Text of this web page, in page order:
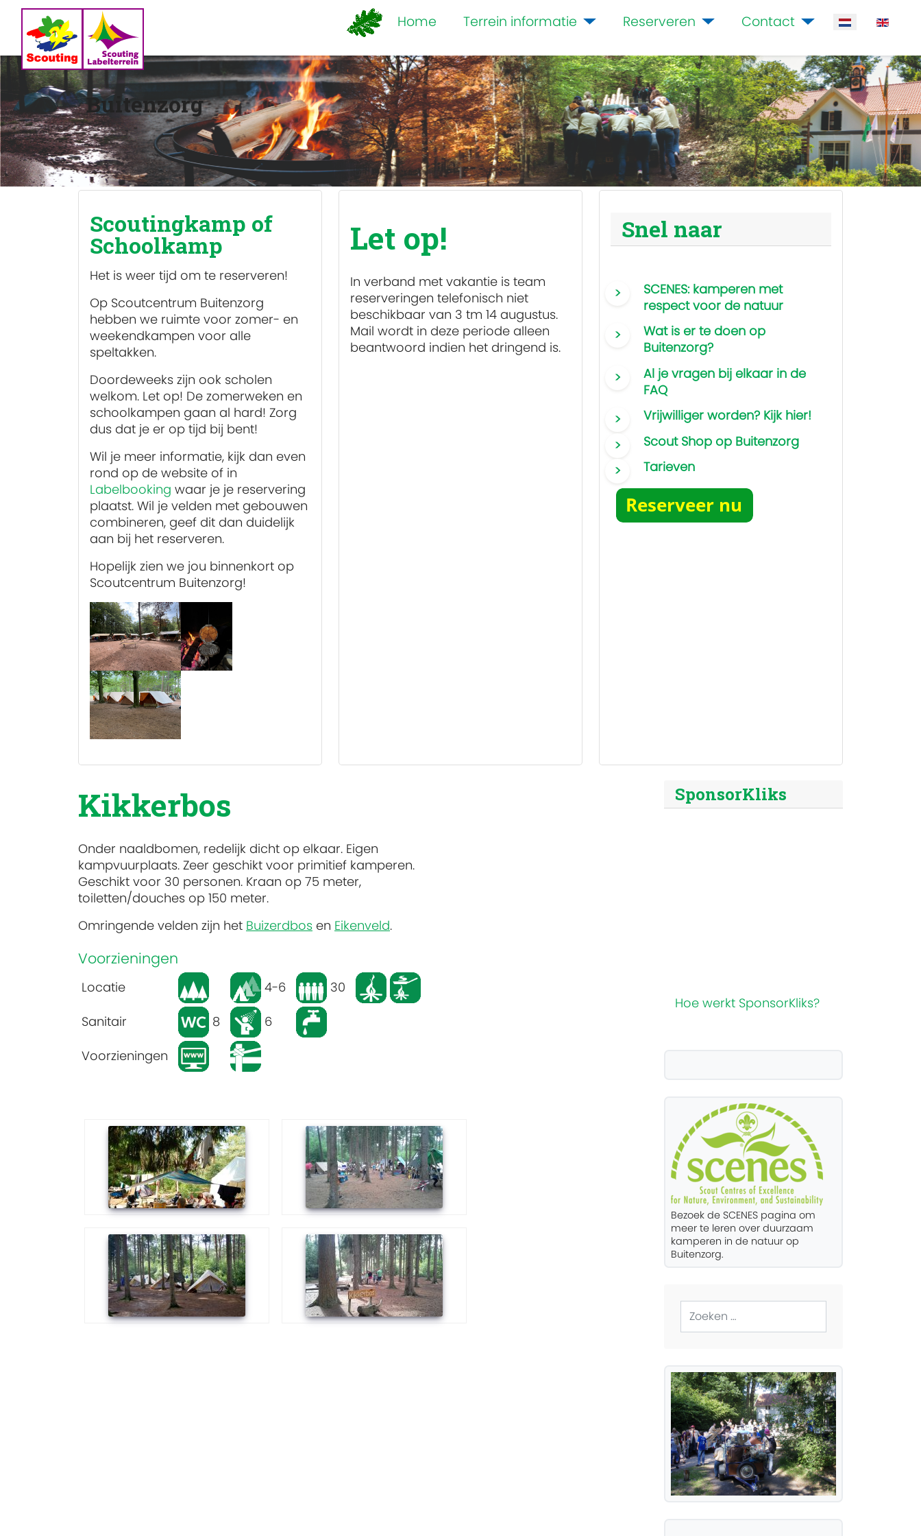
Home Terrein informatie Reserveren Contact Selecteer de
Buitenzorg
Scoutingkamp of
Schoolkamp
Het is weer tijd om te reserveren!
Op Scoutcentrum Buitenzorg
hebben we ruimte voor zomer- en
weekendkampen voor alle
speltakken.
Doordeweeks zijn ook scholen
welkom. Let op! De zomerweken en
schoolkampen gaan al hard! Zorg
dus dat je er op tijd bij bent!
Wil je meer informatie, kijk dan even
rond op de website of in
Labelbooking waar je je reservering
plaatst. Wil je velden met gebouwen
combineren, geef dit dan duidelijk
aan bij het reserveren.
Hopelijk zien we jou binnenkort op
Scoutcentrum Buitenzorg!
Let op!
In verband met vakantie is team
reserveringen telefonisch niet
beschikbaar van 3 tm 14 augustus.
Mail wordt in deze periode alleen
beantwoord indien het dringend is.
Snel naar
SCENES: kamperen met
respect voor de natuur
Wat is er te doen op
Buitenzorg?
Al je vragen bij elkaar in de
FAQ
Vrijwilliger worden? Kijk hier!
Scout Shop op Buitenzorg
Tarieven
Kikkerbos
Onder naaldbomen, redelijk dicht op elkaar. Eigen
kampvuurplaats. Zeer geschikt voor primitief kamperen.
Geschikt voor 30 personen. Kraan op 75 meter,
toiletten/douches op 150 meter.
Omringende velden zijn het Buizerdbos en Eikenveld.
Voorzieningen
Locatie 4-6
30
Sanitair
8
6
Voorzieningen
SponsorKliks
Hoe werkt SponsorKliks?
Bezoek de SCENES pagina om
meer te leren over duurzaam
kamperen in de natuur op
Buitenzorg.
Zoeken